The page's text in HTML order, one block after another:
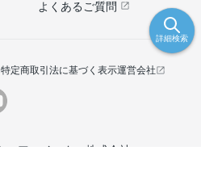
詳細検索
よくあるご質問
特定商取引法に基づく表示運営会社
ユアマイスター株式会社